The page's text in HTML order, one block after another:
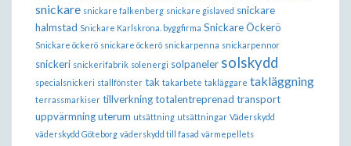
snickare snickare falkenberg snickare gislaved snickare
halmstad Snickare Karlskrona. byggfirma Snickare Öckerö
Snickare öckerö snickare öckerö snickarpenna snickarpennor
snickeri snickerifabrik solenergi solpaneler solskydd
specialsnickeri stallfönster tak takarbete takläggare takläggning
terrassmarkiser tillverkningtotalentreprenad transport
uppvärmninguterum utsättning utsättningar Väderskydd
väderskydd Göteborg väderskydd till fasad värmepellets